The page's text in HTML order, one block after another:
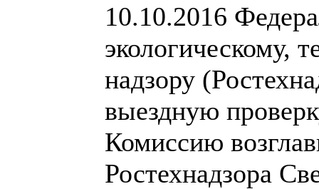
10.10.2016
экологическому,
надзору
выездную
Комиссию
Ростехнадзора